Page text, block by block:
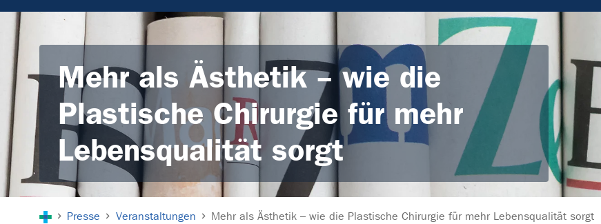
Mehr als Ästhetik – wie die
Plastische Chirurgie für mehr
Lebensqualität sorgt
Presse Veranstaltungen Mehr als Ästhetik – wie die Plastische Chirurgie für mehr Lebensqualität sorgt